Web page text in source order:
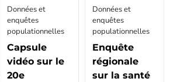
Données et
enquêtes
populationnelles
Capsule
vidéo sur le
20e
Données et
enquêtes
populationnelles
Enquête
régionale
sur la santé